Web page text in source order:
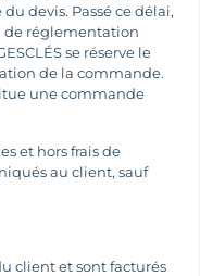
devis. Passé ce délai,
de réglementation
se réserve le
de la commande.
une commande
et hors frais de
au client, sauf
client et sont facturés